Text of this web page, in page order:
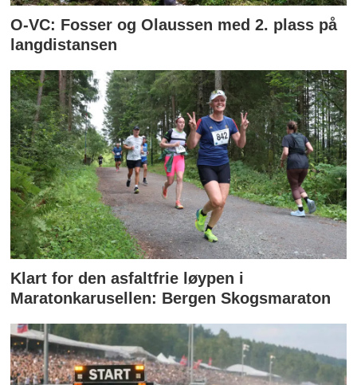
O-VC: Fosser og Olaussen med 2. plass på
langdistansen
Klart for den asfaltfrie løypen i
Maratonkarusellen: Bergen Skogsmaraton